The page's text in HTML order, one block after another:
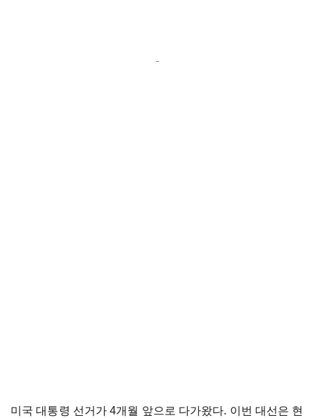
미국 대통령 선거가 4개월 앞으로 다가왔다. 이번 대선은 현